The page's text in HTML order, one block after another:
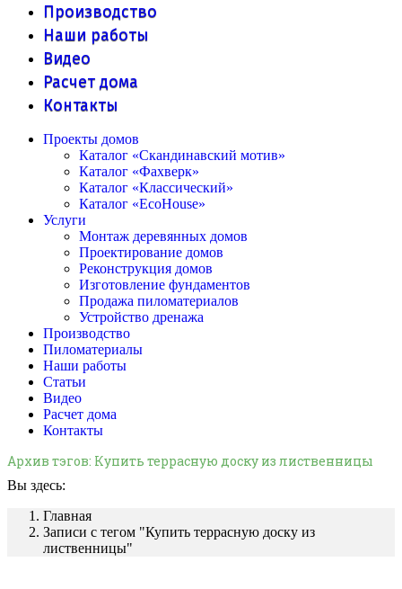
Производство
Наши работы
Видео
Расчет дома
Контакты
Проекты домов
Каталог «Скандинавский мотив»
Каталог «Фахверк»
Каталог «Классический»
Каталог «EcoHouse»
Услуги
Монтаж деревянных домов
Проектирование домов
Реконструкция домов
Изготовление фундаментов
Продажа пиломатериалов
Устройство дренажа
Производство
Пиломатериалы
Наши работы
Статьи
Видео
Расчет дома
Контакты
Архив тэгов: Купить террасную доску из лиственницы
Вы здесь:
Главная
Записи с тегом "Купить террасную доску из
лиственницы"